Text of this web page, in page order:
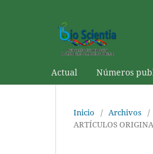
Actual Números
Inicio / Archivos /
ARTÍCULOS